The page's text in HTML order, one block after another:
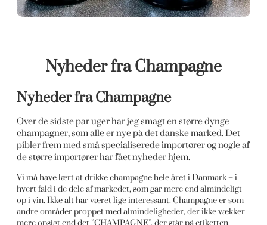
Nyheder fra Champagne
Nyheder fra Champagne
Over de sidste par uger har jeg smagt en større dynge
champagner, som alle er nye på det danske marked. Det
pibler frem med små specialiserede importører og nogle af
de større importører har fået nyheder hjem.
Vi må have lært at drikke champagne hele året i Danmark – i
hvert fald i de dele af markedet, som går mere end almindeligt
op i vin. Ikke alt har været lige interessant. Champagne er som
andre områder proppet med almindeligheder, der ikke vækker
mere opsigt end det ”CHAMPAGNE”, der står på etiketten.